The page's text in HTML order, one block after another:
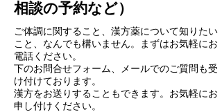
相談の予約など）
ご体調に関すること、漢方薬について知りたい
こと、なんでも構いません。まずはお気軽にお
電話ください。
​下のお問合せフォーム、メールでのご質問も受
け付けております。
​​漢方をお送りすることもできます。お気軽にお
申し付けください。